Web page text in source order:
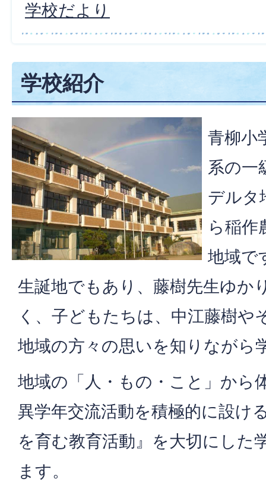
学校だより
学校紹介
青柳小
系の一
デルタ
ら稲作
地域で
生誕地でもあり、藤樹先生ゆか
く、子どもたちは、中江藤樹や
地域の方々の思いを知りながら
地域の「人・もの・こと」から
異学年交流活動を積極的に設け
を育む教育活動』を大切にした
ます。